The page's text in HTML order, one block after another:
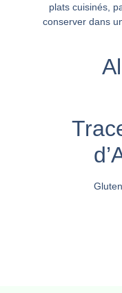
plats cuisinés,
conserver dans